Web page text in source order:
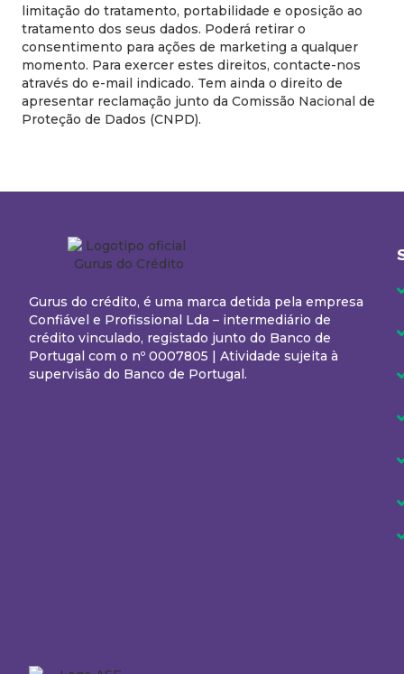
limitação do tratamento, portabilidade e oposição ao
tratamento dos seus dados. Poderá retirar o
consentimento para ações de marketing a qualquer
momento. Para exercer estes direitos, contacte-nos
através do e-mail indicado. Tem ainda o direito de
apresentar reclamação junto da Comissão Nacional de
Proteção de Dados (CNPD).
Gurus do crédito, é uma marca detida pela empresa
Confiável e Profissional Lda – intermediário de
crédito vinculado, registado junto do Banco de
Portugal com o nº 0007805 | Atividade sujeita à
supervisão do Banco de Portugal.